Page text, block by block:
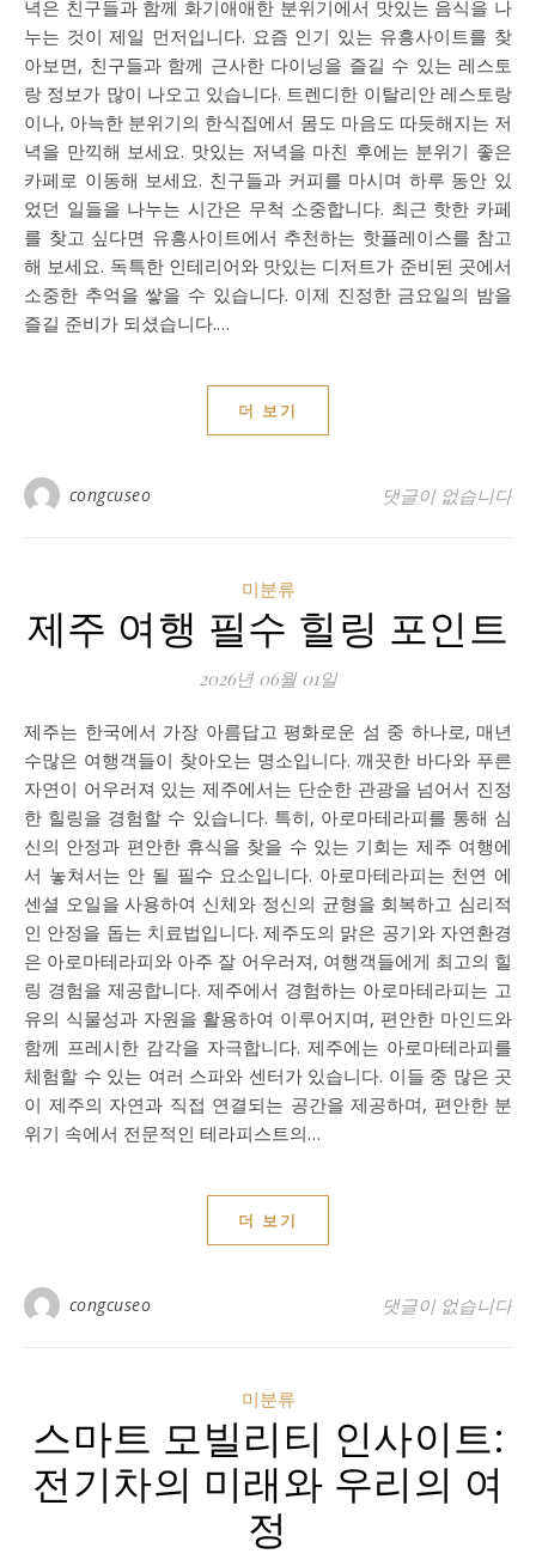
녁은 친구들과 함께 화기애애한 분위기에서 맛있는 음식을 나
누는 것이 제일 먼저입니다. 요즘 인기 있는 유흥사이트를 찾
아보면, 친구들과 함께 근사한 다이닝을 즐길 수 있는 레스토
랑 정보가 많이 나오고 있습니다. 트렌디한 이탈리안 레스토랑
이나, 아늑한 분위기의 한식집에서 몸도 마음도 따듯해지는 저
녁을 만끽해 보세요. 맛있는 저녁을 마친 후에는 분위기 좋은
카페로 이동해 보세요. 친구들과 커피를 마시며 하루 동안 있
었던 일들을 나누는 시간은 무척 소중합니다. 최근 핫한 카페
를 찾고 싶다면 유흥사이트에서 추천하는 핫플레이스를 참고
해 보세요. 독특한 인테리어와 맛있는 디저트가 준비된 곳에서
소중한 추억을 쌓을 수 있습니다. 이제 진정한 금요일의 밤을
즐길 준비가 되셨습니다.…
더 보기
congcuseo 댓글이 없습니다
미분류
제주 여행 필수 힐링 포인트
2026년 06월 01일
제주는 한국에서 가장 아름답고 평화로운 섬 중 하나로, 매년
수많은 여행객들이 찾아오는 명소입니다. 깨끗한 바다와 푸른
자연이 어우러져 있는 제주에서는 단순한 관광을 넘어서 진정
한 힐링을 경험할 수 있습니다. 특히, 아로마테라피를 통해 심
신의 안정과 편안한 휴식을 찾을 수 있는 기회는 제주 여행에
서 놓쳐서는 안 될 필수 요소입니다. 아로마테라피는 천연 에
센셜 오일을 사용하여 신체와 정신의 균형을 회복하고 심리적
인 안정을 돕는 치료법입니다. 제주도의 맑은 공기와 자연환경
은 아로마테라피와 아주 잘 어우러져, 여행객들에게 최고의 힐
링 경험을 제공합니다. 제주에서 경험하는 아로마테라피는 고
유의 식물성과 자원을 활용하여 이루어지며, 편안한 마인드와
함께 프레시한 감각을 자극합니다. 제주에는 아로마테라피를
체험할 수 있는 여러 스파와 센터가 있습니다. 이들 중 많은 곳
이 제주의 자연과 직접 연결되는 공간을 제공하며, 편안한 분
위기 속에서 전문적인 테라피스트의…
더 보기
congcuseo 댓글이 없습니다
미분류
스마트 모빌리티 인사이트:
전기차의 미래와 우리의 여
정